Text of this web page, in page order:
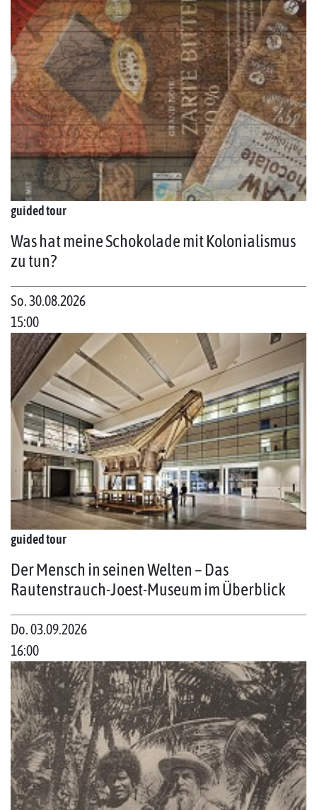
guided tour
Was hat meine Schokolade mit Kolonialismus
zu tun?
So. 30.08.2026
15:00
guided tour
Der Mensch in seinen Welten – Das
Rautenstrauch-Joest-Museum im Überblick
Do. 03.09.2026
16:00